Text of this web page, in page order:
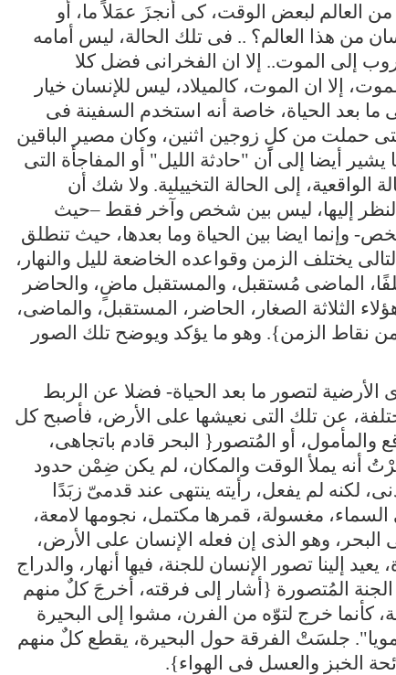
العالم لبعض الوقت، كى أُنجزَ عمَلاً ما، أو
من هذا العالم؟ .. فى تلك الحالة، ليس أمامه
إلى الموت.. إلا ان الفخرانى فضل كلا
إلا ان الموت، كالميلاد، ليس للإنسان خيار
بعد الحياة، خاصة أنه استخدم السفينة فى
حملت من كلٍ زوجين اثنين، وكان مصير الباقين
أيضا إلى أن "حادثة الليل" أو المفاجأة التى
الواقعية، إلى الحالة التخييلية. ولا شك أن
النظر إليها، ليس بين شخص وآخر فقط –حيث
وإنما ايضا بين الحياة وما بعدها، حيث تنطلق
يختلف الزمن وقواعده الخاضعة لليل والنهار،
الماضى مُستقبل، والمستقبل ماضٍ، والحاضر
الثلاثة الصغار، الحاضر، المستقبل، والماضى،
نقاط الزمن}. وهو ما يؤكد ويوضح تلك الصور
الأرضية لتصور ما بعد الحياة- فضلا عن الربط
عن تلك التى نعيشها على الأرض، فأصبح كل
أو المُتصور{ البحر قادم باتجاهى،
يملأ الوقت والمكان، لم يكن ضِمْن حدود
لم يفعل، رأيته ينتهى عند قدمىّ زبَدًا
مغسولة، قمرها مكتمل، نجومها لامعة،
البحر، وهو الذى إن فعله الإنسان على الأرض،
إلينا تصور الإنسان للجنة، فيها أنهار، والدراج
المُتصورة {أشار إلى فرقته، أخرجَ كلٌ منهم
كأنما خرج لتوّه من الفرن، مشوا إلى البحيرة
جلسَتْ الفرقة حول البحيرة، يقطع كلٌ منهم
الخبز والعسل فى الهواء}.